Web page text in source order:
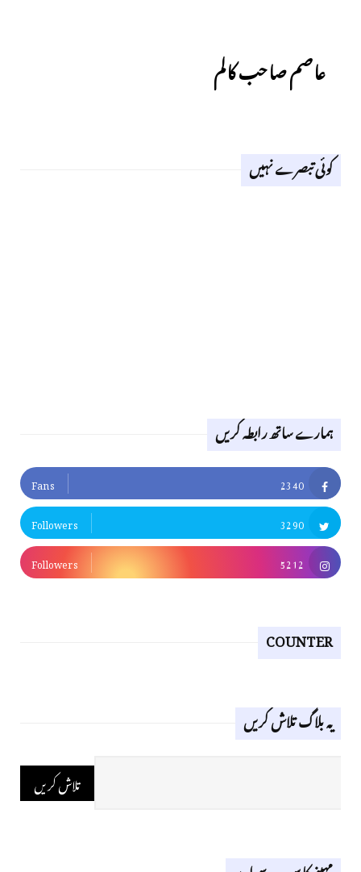
عاصم صاحب کالم
کوئی تبصرے نہیں
ہمارے ساتھ رابطہ کریں
2340
Fans
3290
Followers
5212
Followers
COUNTER
یہ بلاگ تلاش کریں